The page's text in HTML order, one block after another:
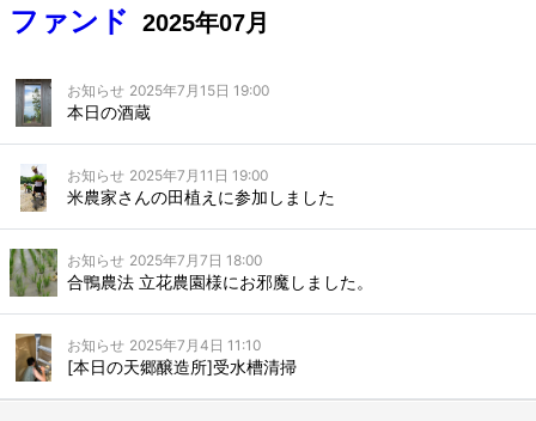
ファンド
2025年07月
お知らせ 2025年7月15日 19:00
本日の酒蔵
お知らせ 2025年7月11日 19:00
米農家さんの田植えに参加しました
お知らせ 2025年7月7日 18:00
合鴨農法 立花農園様にお邪魔しました。
お知らせ 2025年7月4日 11:10
[本日の天郷醸造所]受水槽清掃